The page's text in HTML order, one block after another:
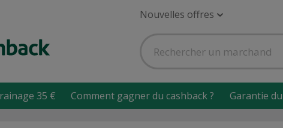
Nouvelles offres
35 € Comment gagner du cashback ? Garantie